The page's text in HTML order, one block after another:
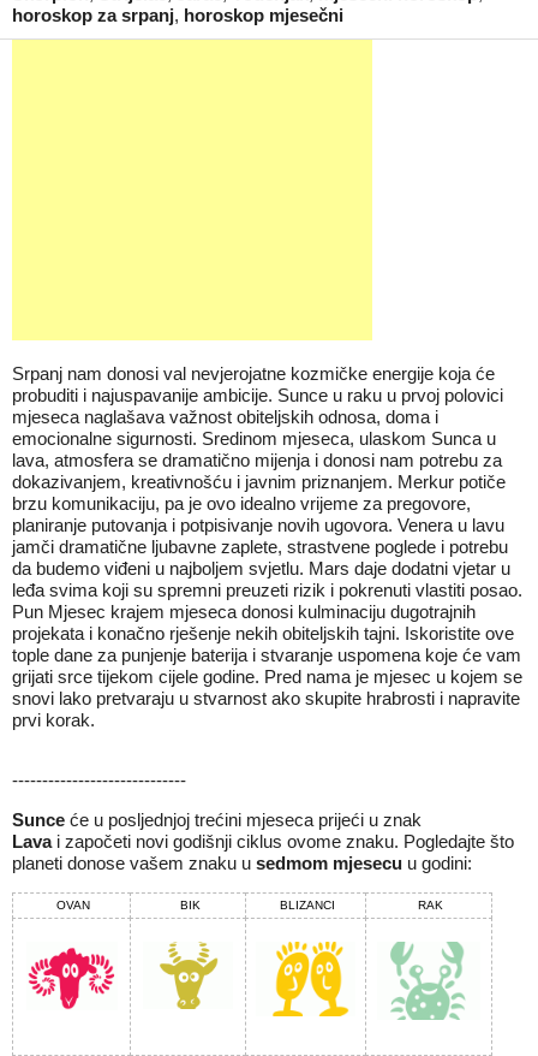
horoskop za srpanj, horoskop mjesečni
Srpanj nam donosi val nevjerojatne kozmičke energije koja će
probuditi i najuspavanije ambicije. Sunce u raku u prvoj polovici
mjeseca naglašava važnost obiteljskih odnosa, doma i
emocionalne sigurnosti. Sredinom mjeseca, ulaskom Sunca u
lava, atmosfera se dramatično mijenja i donosi nam potrebu za
dokazivanjem, kreativnošću i javnim priznanjem. Merkur potiče
brzu komunikaciju, pa je ovo idealno vrijeme za pregovore,
planiranje putovanja i potpisivanje novih ugovora. Venera u lavu
jamči dramatične ljubavne zaplete, strastvene poglede i potrebu
da budemo viđeni u najboljem svjetlu. Mars daje dodatni vjetar u
leđa svima koji su spremni preuzeti rizik i pokrenuti vlastiti posao.
Pun Mjesec krajem mjeseca donosi kulminaciju dugotrajnih
projekata i konačno rješenje nekih obiteljskih tajni. Iskoristite ove
tople dane za punjenje baterija i stvaranje uspomena koje će vam
grijati srce tijekom cijele godine. Pred nama je mjesec u kojem se
snovi lako pretvaraju u stvarnost ako skupite hrabrosti i napravite
prvi korak.
-----------------------------
Sunce će u posljednjoj trećini mjeseca prijeći u znak
Lava i započeti novi godišnji ciklus ovome znaku. Pogledajte što
planeti donose vašem znaku u sedmom mjesecu u godini:
OVAN BIK BLIZANCI RAK